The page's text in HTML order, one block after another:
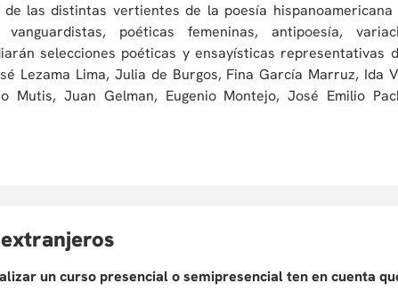
las distintas vertientes de la poesía hispanoamericana
poéticas femeninas, antipoesía,
selecciones poéticas y ensayísticas representativas
Lezama Lima, Julia de Burgos, Fina García Marruz, Ida
Mutis, Juan Gelman, Eugenio Montejo, José Emilio
un curso presencial o semipresencial ten en cuenta